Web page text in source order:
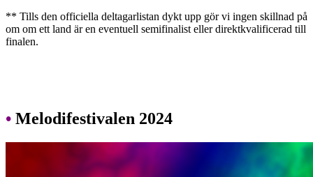
** Tills den officiella deltagarlistan dykt upp gör vi ingen skillnad på
om om ett land är en eventuell semifinalist eller direktkvalificerad till
finalen.
• Melodifestivalen 2024